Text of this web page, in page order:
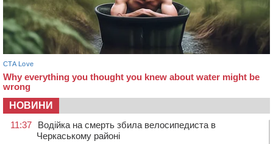
НОВИНИ
11:37
Водійка на смерть збила велосипедиста в
Черкаському районі